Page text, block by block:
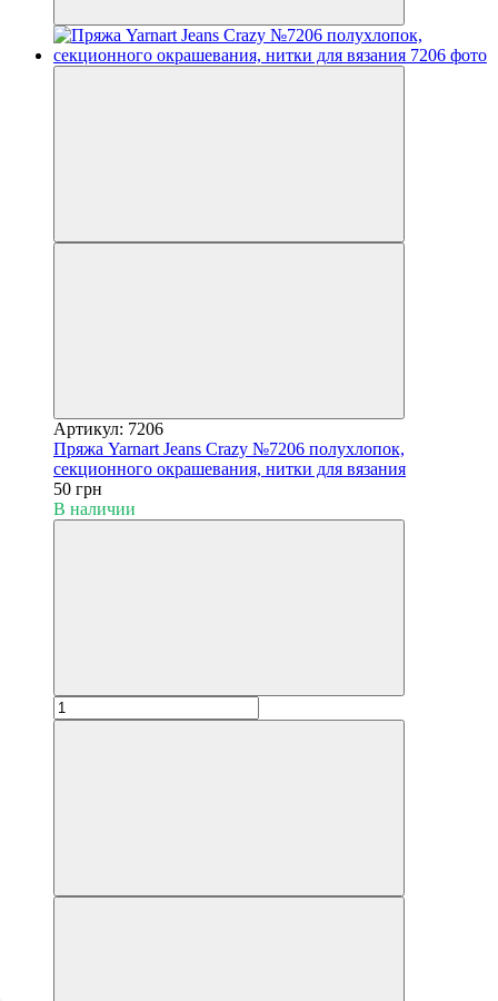
Артикул: 7206
Пряжа Yarnart Jeans Crazy №7206 полухлопок,
секционного окрашевания, нитки для вязания
50 грн
В наличии